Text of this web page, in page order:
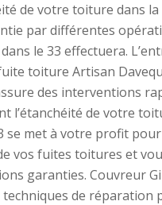
de votre toiture dans
par différentes
le 33 effectuera.
toiture Artisan
des interventions
l’étanchéité de votre
se met à votre profit
vos fuites toitures et
garanties. Couvreur
de réparation